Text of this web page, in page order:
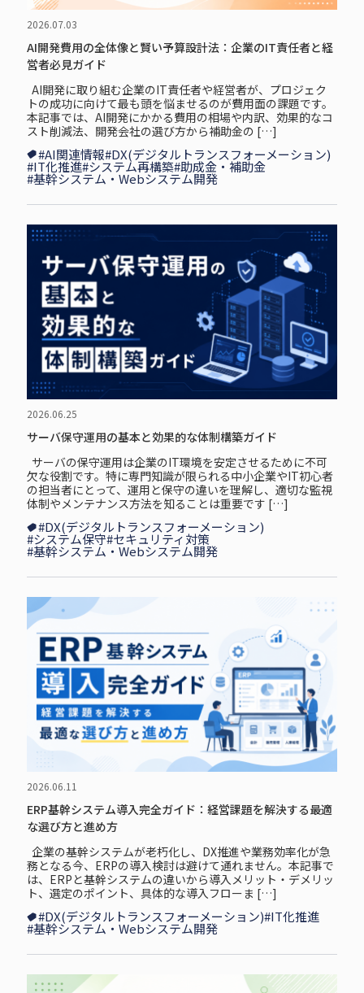
2026.07.03
AI開発費用の全体像と賢い予算設計法：企業のIT責任者と経
営者必見ガイド
AI開発に取り組む企業のIT責任者や経営者が、プロジェク
トの成功に向けて最も頭を悩ませるのが費用面の課題です。
本記事では、AI開発にかかる費用の相場や内訳、効果的なコ
スト削減法、開発会社の選び方から補助金の […]
#AI関連情報#DX(デジタルトランスフォーメーション)
#IT化推進#システム再構築#助成金・補助金
#基幹システム・Webシステム開発
2026.06.25
サーバ保守運用の基本と効果的な体制構築ガイド
サーバの保守運用は企業のIT環境を安定させるために不可
欠な役割です。特に専門知識が限られる中小企業やIT初心者
の担当者にとって、運用と保守の違いを理解し、適切な監視
体制やメンテナンス方法を知ることは重要です […]
#DX(デジタルトランスフォーメーション)
#システム保守#セキュリティ対策
#基幹システム・Webシステム開発
2026.06.11
ERP基幹システム導入完全ガイド：経営課題を解決する最適
な選び方と進め方
企業の基幹システムが老朽化し、DX推進や業務効率化が急
務となる今、ERPの導入検討は避けて通れません。本記事で
は、ERPと基幹システムの違いから導入メリット・デメリッ
ト、選定のポイント、具体的な導入フローま […]
#DX(デジタルトランスフォーメーション)#IT化推進
#基幹システム・Webシステム開発